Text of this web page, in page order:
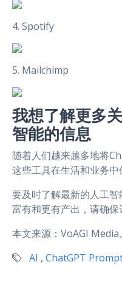
4. Spotify
5. Mailchimp
我想了解更多
智能的信息
随着人们越来越多地将
这些工具在生活和业务中
要及时了解最新的人工
富有和更有产出，请确保
本文来源：VoAGI Media。
AI , ChatGPT